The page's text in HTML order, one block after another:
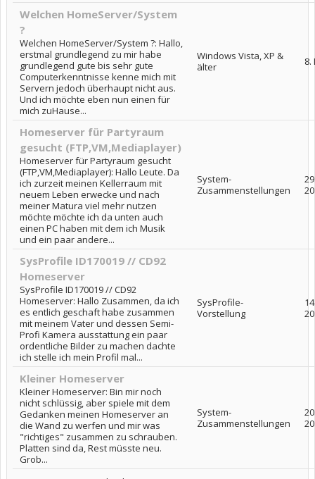
Welchen HomeServer/System
?
Welchen HomeServer/System ?: Hallo,
erstmal grundlegend zu mir habe
grundlegend gute bis sehr gute
Computerkenntnisse kenne mich mit
Servern jedoch überhaupt nicht aus.
Und ich möchte eben nun einen für
mich zuHause...
Windows Vista, XP &
älter
8.
Homeserver für Partyraum
gesucht (FTP,VM,Mediaplayer)
Homeserver für Partyraum gesucht
(FTP,VM,Mediaplayer): Hallo Leute. Da
ich zurzeit meinen Kellerraum mit
neuem Leben erwecke und nach
meiner Matura viel mehr nutzen
möchte möchte ich da unten auch
einen PC haben mit dem ich Musik
und ein paar andere...
System-
Zusammenstellungen
SysProfile ID170019 // CD92
Homeserver
SysProfile ID170019 // CD92
Homeserver: Hallo Zusammen, da ich
es entlich geschaft habe zusammen
mit meinem Vater und dessen Semi-
Profi Kamera ausstattung ein paar
ordentliche Bilder zu machen dachte
ich stelle ich mein Profil mal...
SysProfile-
Vorstellung
Kleiner Homeserver
Kleiner Homeserver: Bin mir noch
nicht schlüssig, aber spiele mit dem
Gedanken meinen Homeserver an
die Wand zu werfen und mir was
"richtiges" zusammen zu schrauben.
Platten sind da, Rest müsste neu.
Grob...
System-
Zusammenstellungen